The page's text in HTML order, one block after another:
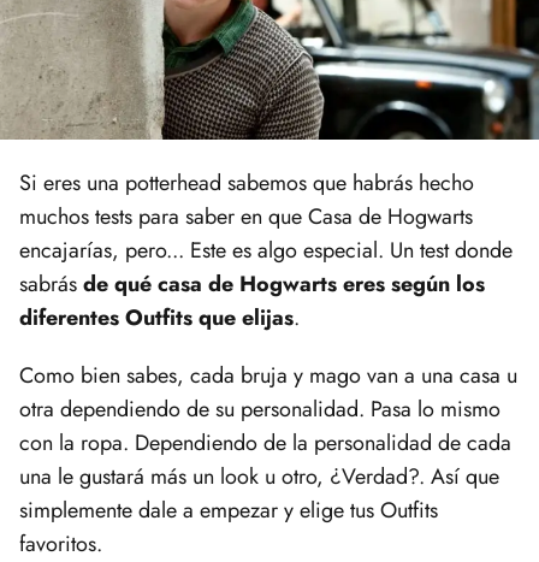
Si eres una potterhead sabemos que habrás hecho
muchos tests para saber en que Casa de Hogwarts
encajarías, pero... Este es algo especial. Un test donde
sabrásde qué casa de Hogwarts eres según los
diferentes Outfits que elijas.
Como bien sabes, cada bruja y mago van a una casa u
otra dependiendo de su personalidad. Pasa lo mismo
con la ropa. Dependiendo de la personalidad de cada
una le gustará más un look u otro, ¿Verdad?. Así que
simplemente dale a empezar y elige tus Outfits
favoritos.